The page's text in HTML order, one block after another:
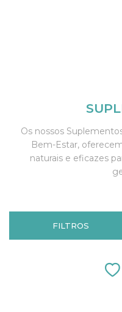
Os nossos
Bem-Estar,
naturais e eficazes
FILTROS